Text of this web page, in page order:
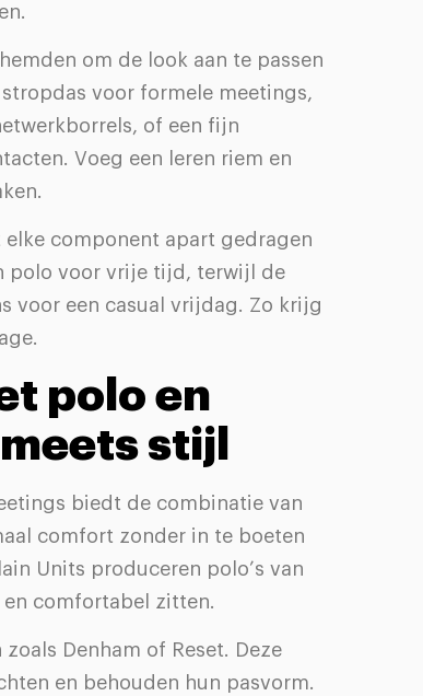
om de look aan te passen
voor formele meetings,
of een fijn
Voeg een leren riem en
elke component apart gedragen
polo voor vrije tijd, terwijl de
voor een casual vrijdag. Zo krijg
polo en
stijl
biedt de combinatie van
comfort zonder in te boeten
Units produceren polo’s van
comfortabel zitten.
Denham of Reset. Deze
en behouden hun pasvorm.